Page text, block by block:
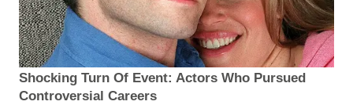
Shocking Turn Of Event: Actors Who Pursued
Controversial Careers